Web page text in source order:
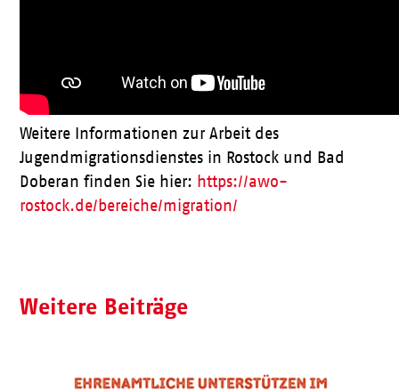
Weitere Informationen zur Arbeit des
Jugendmigrationsdienstes in Rostock und Bad
Doberan finden Sie hier: https://awo-
rostock.de/bereiche/migration/
Weitere Beiträge